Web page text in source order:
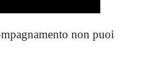
non puoi